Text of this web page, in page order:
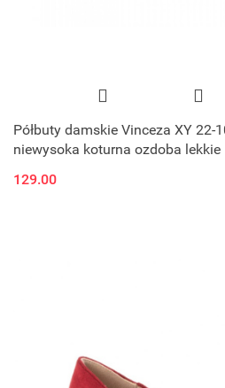
Półbuty damskie Vinceza XY 22-
niewysoka koturna ozdoba lekkie
129.00